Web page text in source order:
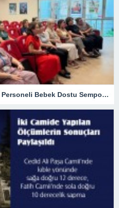
Babaeski Devlet Hastanesi Personeli Bebek Dostu Sempozyumunda